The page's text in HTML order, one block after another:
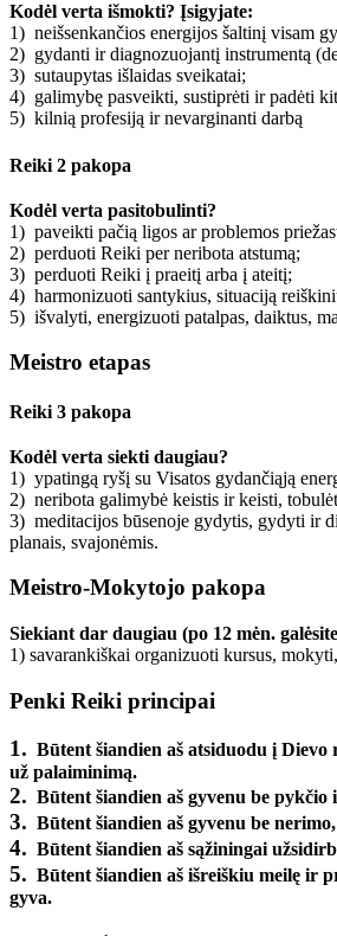
Kodėl verta išmokti? Įsigyjate:
1) neišsenkančios energijos šaltinį visam
2) gydanti ir diagnozuojantį instrumentą
3) sutaupytas išlaidas sveikatai;
4) galimybę pasveikti, sustiprėti ir padėti
5) kilnią profesiją ir nevarginanti darbą
Reiki 2 pakopa
Kodėl verta pasitobulinti?
1) paveikti pačią ligos ar problemos
2) perduoti Reiki per neribota atstumą;
3) perduoti Reiki į praeitį arba į ateitį;
4) harmonizuoti santykius, situaciją
5) išvalyti, energizuoti patalpas, daiktus,
Meistro etapas
Reiki 3 pakopa
Kodėl verta siekti daugiau?
1) ypatingą ryšį su Visatos gydančiąją
2) neribota galimybė keistis ir keisti,
3) meditacijos būsenoje gydytis, gydyti ir
planais, svajonėmis.
Meistro-Mokytojo pakopa
Siekiant dar daugiau (po 12 mėn.
1) savarankiškai organizuoti kursus,
Penki Reiki principai
1. Būtent šiandien aš atsiduodu į
už palaiminimą.
2. Būtent šiandien aš gyvenu be pykčio
3. Būtent šiandien aš gyvenu be
4. Būtent šiandien aš sąžiningai
5. Būtent šiandien aš išreiškiu meilę ir
gyva.